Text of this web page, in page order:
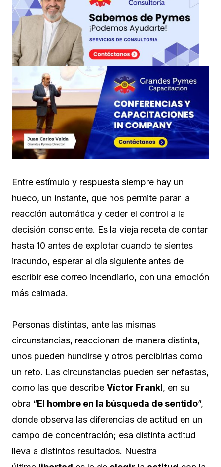
Entre estímulo y respuesta siempre hay un
hueco, un instante, que nos permite parar la
reacción automática y ceder el control a la
decisión consciente. Es la vieja receta de contar
hasta 10 antes de explotar cuando te sientes
iracundo, esperar al día siguiente antes de
escribir ese correo incendiario, con una emoción
más calmada.
Personas distintas, ante las mismas
circunstancias, reaccionan de manera distinta,
unos pueden hundirse y otros percibirlas como
un reto. Las circunstancias pueden ser nefastas,
como las que describe Víctor Frankl, en su
obra “El hombre en la búsqueda de sentido”,
donde observa las diferencias de actitud en un
campo de concentración; esa distinta actitud
lleva a distintos resultados. Nuestra